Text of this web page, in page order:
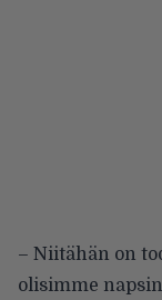
– Niitähän on
olisimme